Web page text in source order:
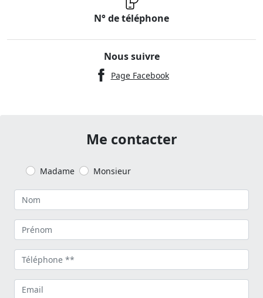
N° de téléphone
Nous suivre
Page Facebook
Me contacter
Madame Monsieur